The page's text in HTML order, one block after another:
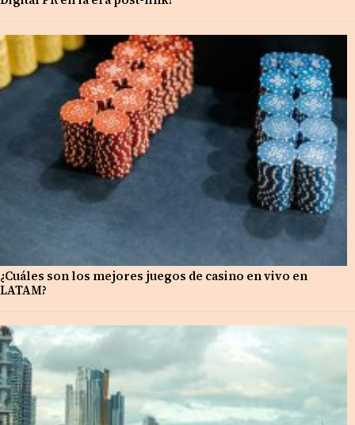
¿Cuáles son los mejores juegos de casino en vivo en
LATAM?